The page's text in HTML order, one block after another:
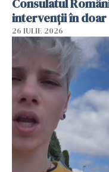
Consulatul
intervenții în
26 IULIE 2026